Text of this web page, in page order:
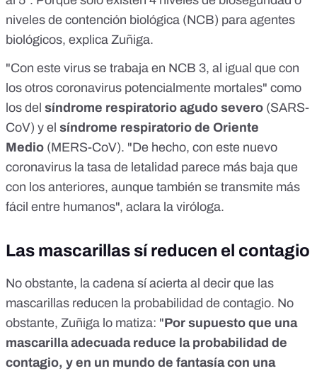
niveles de contención biológica (NCB) para agentes
biológicos, explica Zuñiga.
"Con este virus se trabaja en NCB 3, al igual que con
los otros coronavirus potencialmente mortales" como
los del síndrome respiratorio agudo severo (SARS-
CoV) y el síndrome respiratorio de Oriente
Medio (MERS-CoV). "De hecho, con este nuevo
coronavirus la tasa de letalidad parece más baja que
con los anteriores, aunque también se transmite más
fácil entre humanos", aclara la viróloga.
Las mascarillas sí reducen el contagio
No obstante, la cadena sí acierta al decir que las
mascarillas reducen la probabilidad de contagio. No
obstante, Zuñiga lo matiza: "Por supuesto que una
mascarilla adecuada reduce la probabilidad de
contagio, y en un mundo de fantasía con una